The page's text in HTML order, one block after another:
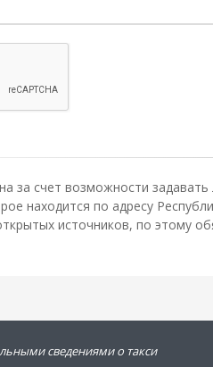
за счет возможности
находится по адресу
источников, по этому
сведениями о такси